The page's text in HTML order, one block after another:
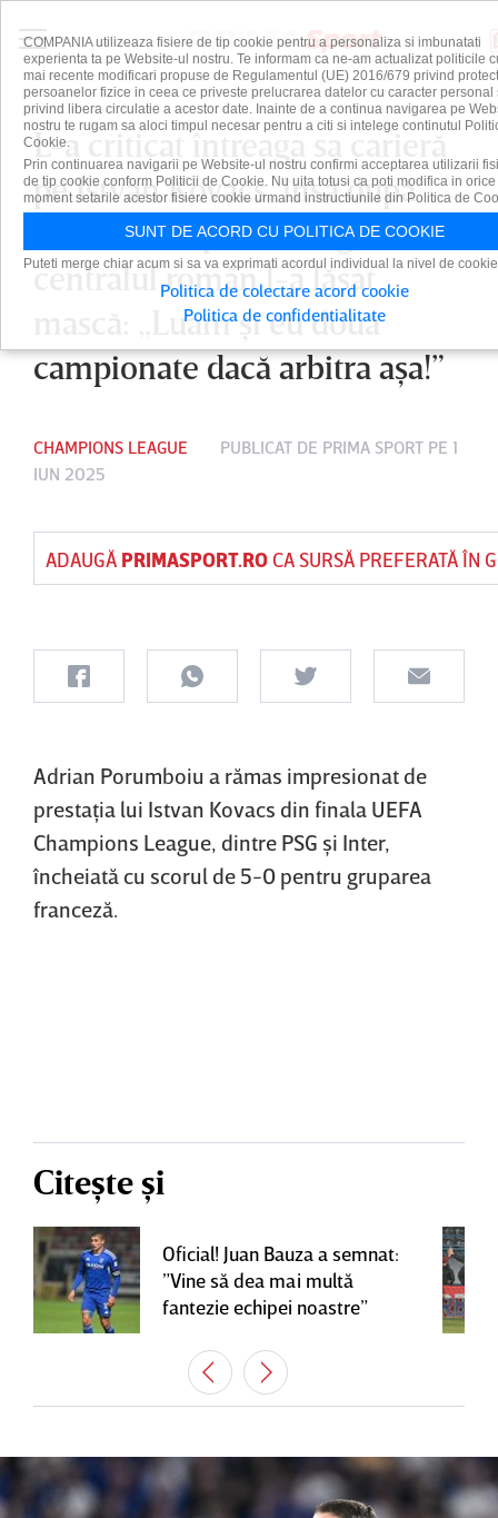
L-a criticat întreaga sa carieră
pe Istvan Kovacs, însă după
finala Champions League,
centralul român l-a lăsat
mască: „Luam şi eu două
campionate dacă arbitra aşa!”
CHAMPIONS LEAGUE PUBLICAT DE PRIMA SPORT PE 1
IUN 2025
ADAUGĂ PRIMASPORT.ROCA SURSĂ PREFERATĂ ÎN
Adrian Porumboiu a rămas impresionat de
prestaţia lui Istvan Kovacs din finala UEFA
Champions League, dintre PSG şi Inter,
încheiată cu scorul de 5-0 pentru gruparea
franceză.
Citește și
Oficial! Juan Bauza a semnat:
”Vine să dea mai multă
fantezie echipei noastre”
COMPANIA utilizeaza fisiere de tip cookie pentru a personaliza si imbunatati
experienta ta pe Website-ul nostru. Te informam ca ne-am actualizat politicile
mai recente modificari propuse de Regulamentul (UE) 2016/679 privind
persoanelor fizice in ceea ce priveste prelucrarea datelor cu caracter personal
privind libera circulatie a acestor date. Inainte de a continua navigarea pe
nostru te rugam sa aloci timpul necesar pentru a citi si intelege continutul
Cookie.
Prin continuarea navigarii pe Website-ul nostru confirmi acceptarea utilizarii
de tip cookie conform Politicii de Cookie. Nu uita totusi ca poti modifica in orice
moment setarile acestor fisiere cookie urmand instructiunile din Politica de
SUNT DE ACORD CU POLITICA DE COOKIE
Puteti merge chiar acum si sa va exprimati acordul individual la nivel de
Politica de colectare acord cookie
Politica de confidentialitate